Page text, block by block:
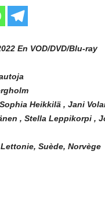
En VOD/DVD/Blu-ray
Heikkilä , Jani
, Stella Leppikorpi ,
Suède, Norvège